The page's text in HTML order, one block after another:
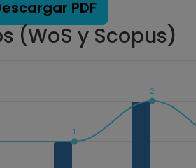
PDF
(WoS y Scopus)
1
2